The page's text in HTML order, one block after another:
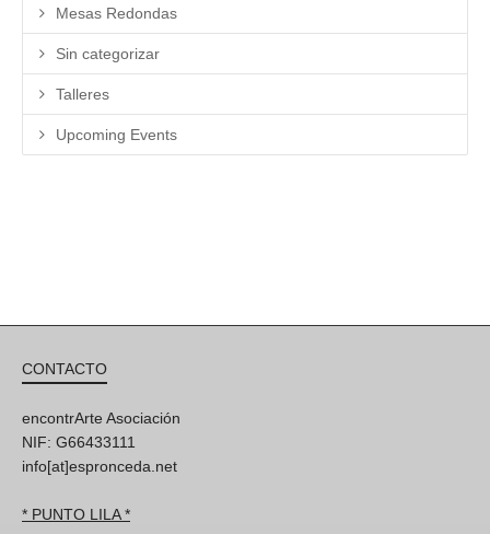
Mesas Redondas
Sin categorizar
Talleres
Upcoming Events
CONTACTO
encontrArte Asociación
NIF: G66433111
info[at]espronceda.net
* PUNTO LILA *